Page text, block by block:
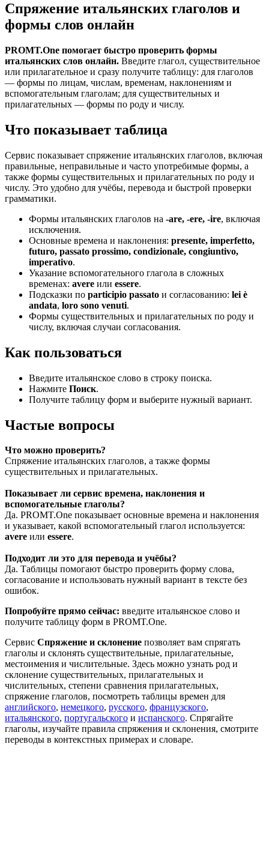
Спряжение итальянских глаголов и
формы слов онлайн
PROMT.One помогает быстро проверить формы
итальянских слов онлайн. Введите глагол, существительное
или прилагательное и сразу получите таблицу: для глаголов
— формы по лицам, числам, временам, наклонениям и
вспомогательным глаголам; для существительных и
прилагательных — формы по роду и числу.
Что показывает таблица
Сервис показывает спряжение итальянских глаголов, включая
правильные, неправильные и часто употребимые формы, а
также формы существительных и прилагательных по роду и
числу. Это удобно для учёбы, перевода и быстрой проверки
грамматики.
Формы итальянских глаголов на -are, -ere, -ire, включая
исключения.
Основные времена и наклонения: presente, imperfetto,
futuro, passato prossimo, condizionale, congiuntivo,
imperativo.
Указание вспомогательного глагола в сложных
временах: avere или essere.
Подсказки по participio passato и согласованию: lei è
andata, loro sono venuti.
Формы существительных и прилагательных по роду и
числу, включая случаи согласования.
Как пользоваться
Введите итальянское слово в строку поиска.
Нажмите Поиск.
Получите таблицу форм и выберите нужный вариант.
Частые вопросы
Что можно проверить?
Спряжение итальянских глаголов, а также формы
существительных и прилагательных.
Показывает ли сервис времена, наклонения и
вспомогательные глаголы?
Да. PROMT.One показывает основные времена и наклонения
и указывает, какой вспомогательный глагол используется:
avere или essere.
Подходит ли это для перевода и учёбы?
Да. Таблицы помогают быстро проверить форму слова,
согласование и использовать нужный вариант в тексте без
ошибок.
Попробуйте прямо сейчас: введите итальянское слово и
получите таблицу форм в PROMT.One.
Сервис Спряжение и склонение позволяет вам спрягать
глаголы и склонять существительные, прилагательные,
местоимения и числительные. Здесь можно узнать род и
склонение существительных, прилагательных и
числительных, степени сравнения прилагательных,
спряжение глаголов, посмотреть таблицы времен для
английского, немецкого, русского, французского,
итальянского, португальского и испанского. Спрягайте
глаголы, изучайте правила спряжения и склонения, смотрите
переводы в контекстных примерах и словаре.